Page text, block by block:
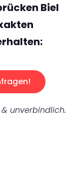
Biel
& unverbindlich.